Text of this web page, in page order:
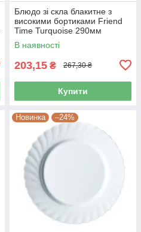
Блюдо зі скла блакитне з
високими бортиками Friend
Time Turquoise 290мм
Luminarc (P6362)
В наявності
203,15 ₴ 267,30 ₴
Купити
Новинка –24%